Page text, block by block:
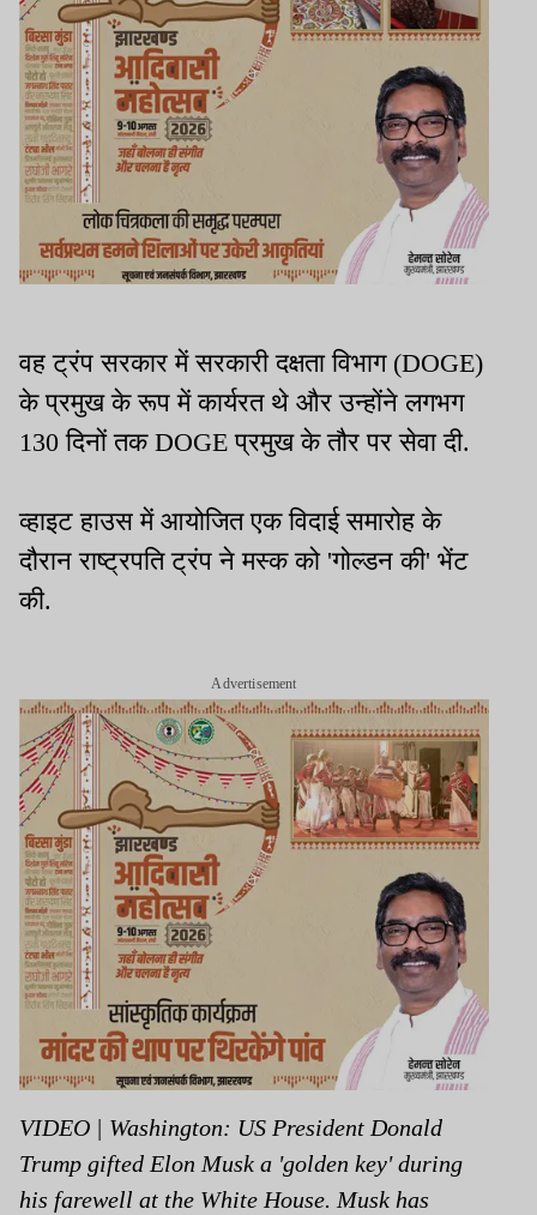
वह ट्रंप सरकार में सरकारी दक्षता विभाग (DOGE)
के प्रमुख के रूप में कार्यरत थे और उन्होंने लगभग
130 दिनों तक DOGE प्रमुख के तौर पर सेवा दी.
व्हाइट हाउस में आयोजित एक विदाई समारोह के
दौरान राष्ट्रपति ट्रंप ने मस्क को 'गोल्डन की' भेंट
की.
Advertisement
VIDEO | Washington: US President Donald
Trump gifted Elon Musk a 'golden key' during
his farewell at the White House. Musk has